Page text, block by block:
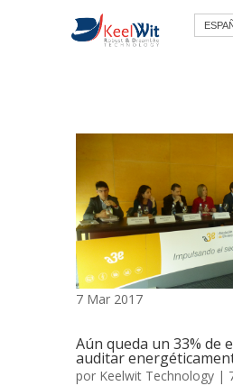
7 Mar 2017
Aún queda un 33% de
auditar
por Keelwit Technology |